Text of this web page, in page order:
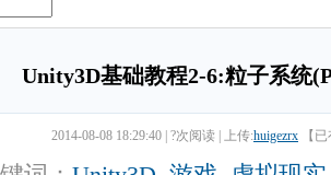
Unity3D基础教程2-6:粒子系统
2014-08-08 18:29:40 ?次阅读 上传:huigezrx 【